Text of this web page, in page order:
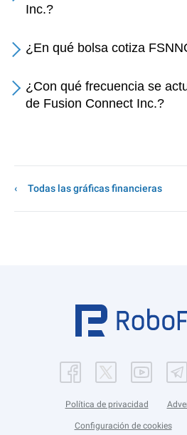
Inc.?
¿En qué bolsa cotiza
¿Con qué frecuencia se
de Fusion Connect Inc.?
Todas las gráficas financieras
Política de privacidad
Configuración de cookies